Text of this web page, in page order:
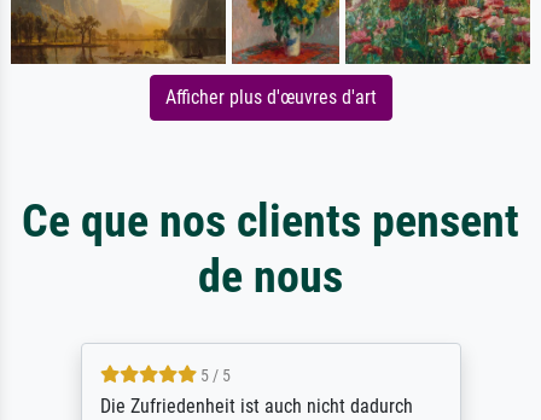
Afficher plus d'œuvres d'art
Ce que nos clients pensent
de nous
5 / 5
Die Zufriedenheit ist auch nicht dadurch